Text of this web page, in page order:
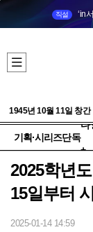
직설 ‘in
1945년 10월 11일 창간
기획·시리즈단독
다
+
2025학년
15일부터
2025-01-14 14:59